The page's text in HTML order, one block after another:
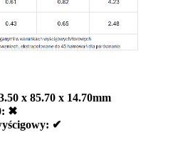
x 85.70 x 14.70mm
✖
✔